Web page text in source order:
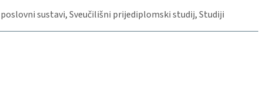
sustavi, Sveučilišni prijediplomski studij, Studiji